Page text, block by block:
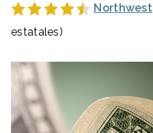
Northwest
estatales)